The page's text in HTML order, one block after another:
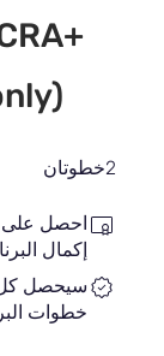
2خطوتان
احصل على
إكمال
سيحصل
خطوات